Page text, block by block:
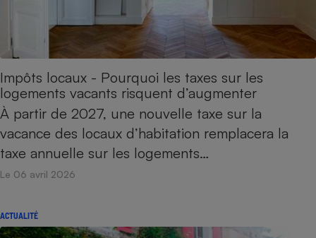
Impôts locaux - Pourquoi les taxes sur les
logements vacants risquent d’augmenter
À partir de 2027, une nouvelle taxe sur la
vacance des locaux d’habitation remplacera la
taxe annuelle sur les logements…
Le 06 avril 2026
ACTUALITÉ